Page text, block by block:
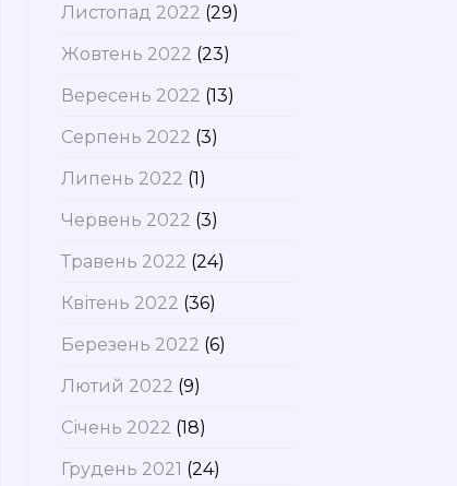
Листопад 2022 (29)
Жовтень 2022 (23)
Вересень 2022 (13)
Серпень 2022 (3)
Липень 2022 (1)
Червень 2022 (3)
Травень 2022 (24)
Квітень 2022 (36)
Березень 2022 (6)
Лютий 2022 (9)
Січень 2022 (18)
Грудень 2021 (24)